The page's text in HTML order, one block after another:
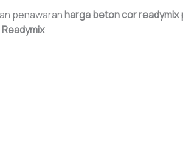
penawaranharga beton cor readymix